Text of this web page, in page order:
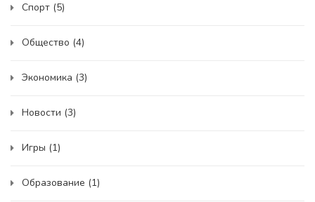
Спорт (5)
Общество (4)
Экономика (3)
Новости (3)
Игры (1)
Образование (1)